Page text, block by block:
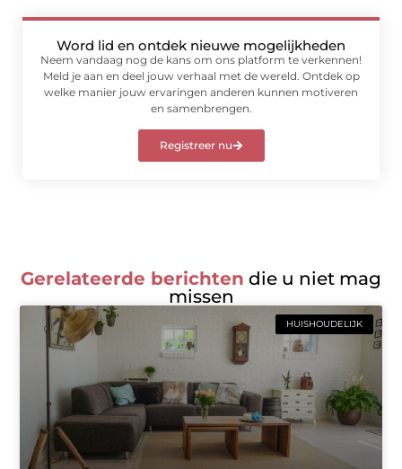
Word lid en ontdek nieuwe mogelijkheden
Neem vandaag nog de kans om ons platform te verkennen!
Meld je aan en deel jouw verhaal met de wereld. Ontdek op
welke manier jouw ervaringen anderen kunnen motiveren
en samenbrengen.
Registreer nu
Gerelateerde berichten die u niet mag
missen
HUISHOUDELIJK